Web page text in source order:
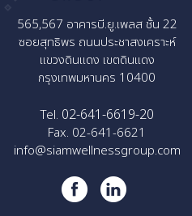
565,567 อาคารบี.ยู.เพลส ชั้น 22
ซอยสุทธิพร ถนนประชาสงเคราะห์
แขวงดินแดง เขตดินแดง
กรุงเทพมหานคร 10400
Tel. 02-641-6619-20
Fax. 02-641-6621
info@siamwellnessgroup.com